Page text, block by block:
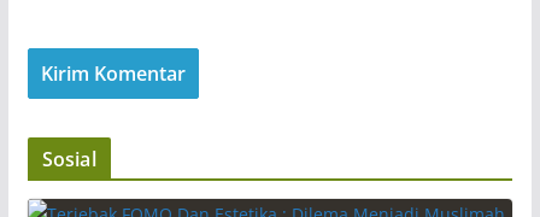
Sosial